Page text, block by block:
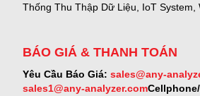
Thống Thu Thập Dữ Liệu, IoT System,
BÁO GIÁ & THANH TOÁN
Yêu Cầu Báo Giá: sales@any-
sales1@any-analyzer.com